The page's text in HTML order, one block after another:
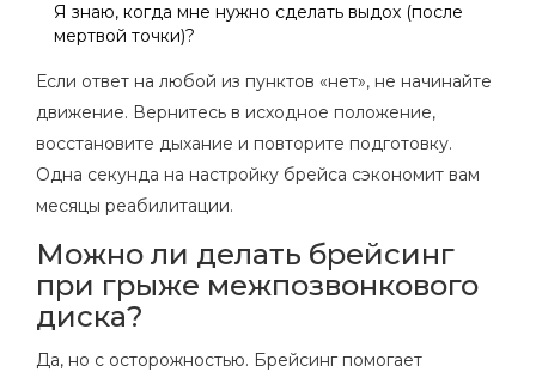
Я знаю, когда мне нужно сделать выдох (после
мертвой точки)?
Если ответ на любой из пунктов «нет», не начинайте
движение. Вернитесь в исходное положение,
восстановите дыхание и повторите подготовку.
Одна секунда на настройку брейса сэкономит вам
месяцы реабилитации.
Можно ли делать брейсинг
при грыже межпозвонкового
диска?
Да, но с осторожностью. Брейсинг помогает